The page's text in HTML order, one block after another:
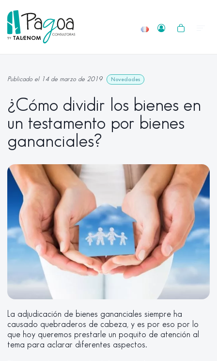
Publicado el 14 de marzo de 2019 Novedades
¿Cómo dividir los bienes en
un testamento por bienes
gananciales?
La adjudicación de bienes gananciales siempre ha
causado quebraderos de cabeza, y es por eso por lo
que hoy queremos prestarle un poquito de atención al
tema para aclarar diferentes aspectos.